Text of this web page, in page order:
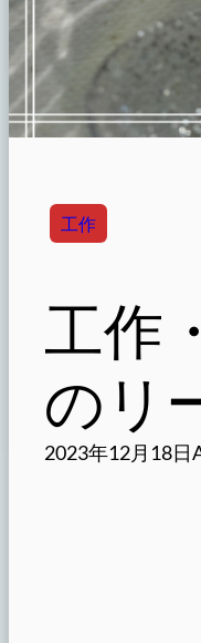
工作
工作
のリ
2023年12月18日